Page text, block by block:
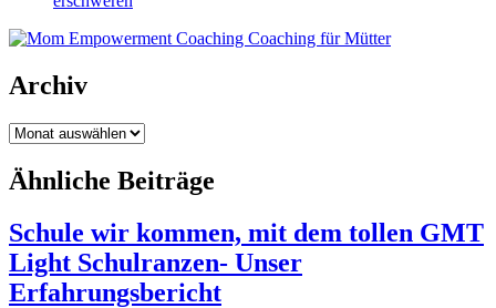
Archiv
Archiv
Ähnliche Beiträge
Schule wir kommen, mit dem tollen GMT
Light Schulranzen- Unser
Erfahrungsbericht